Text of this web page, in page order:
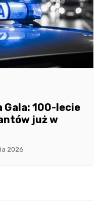
Gala: 100-lecie
już w
2026